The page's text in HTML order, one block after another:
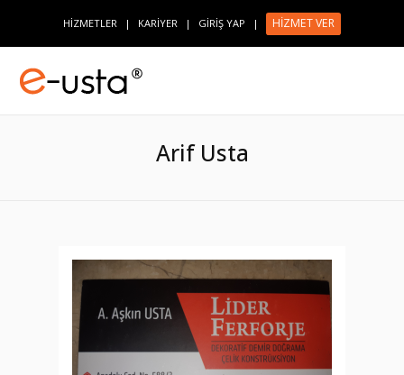
HİZMETLER | KARİYER | GİRİŞ YAP | HİZMET VER
Arif Usta